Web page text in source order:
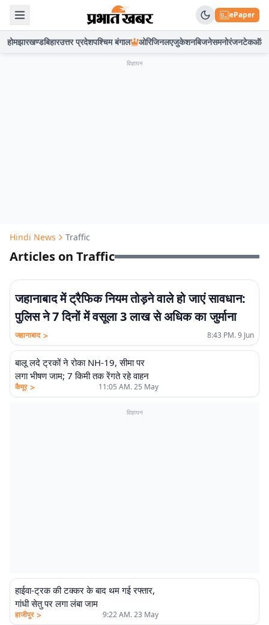
ePaper
होमझारखण्डबिहारउत्तर प्रदेशपश्चिम बंगाल ओरिजिनलएजुकेशनबिजनेसमनोरंजनटेकऑटो
विज्ञापन
Hindi News Traffic
Articles on Traffic
जहानाबाद में ट्रैफिक नियम तोड़ने वाले हो जाएं सावधान:
पुलिस ने 7 दिनों में वसूला 3 लाख से अधिक का जुर्माना
जहानाबाद > 8:43 PM. 9 Jun
बालू लदे ट्रकों ने रोका NH-19, सीमा पर
लगा भीषण जाम; 7 किमी तक रेंगते रहे वाहन
कैमूर > 11:05 AM. 25 May
विज्ञापन
हाईवा-ट्रक की टक्कर के बाद थम गई रफ्तार,
गांधी सेतु पर लगा लंबा जाम
हाजीपुर > 9:22 AM. 23 May